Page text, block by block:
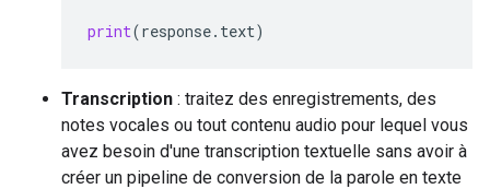
print(response. text)
Transcription : traitez des enregistrements, des
notes vocales ou tout contenu audio pour lequel vous
avez besoin d'une transcription textuelle sans avoir à
créer un pipeline de conversion de la parole en texte